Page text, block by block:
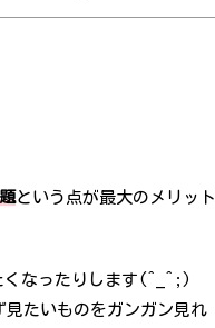
という点が最大のメリット
くなったりします(^_^;)
たいものをガンガン見れ